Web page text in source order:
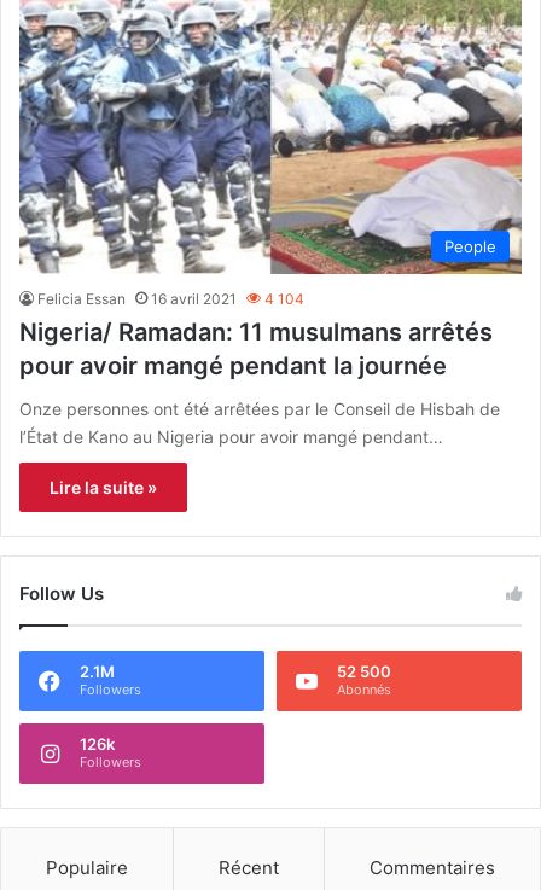
People
Felicia Essan 16 avril 2021 4 104
Nigeria/ Ramadan: 11 musulmans arrêtés
pour avoir mangé pendant la journée
Onze personnes ont été arrêtées par le Conseil de Hisbah de
l’État de Kano au Nigeria pour avoir mangé pendant…
Lire la suite »
Follow Us
2.1M
Followers
52 500
Abonnés
126k
Followers
Populaire Récent Commentaires